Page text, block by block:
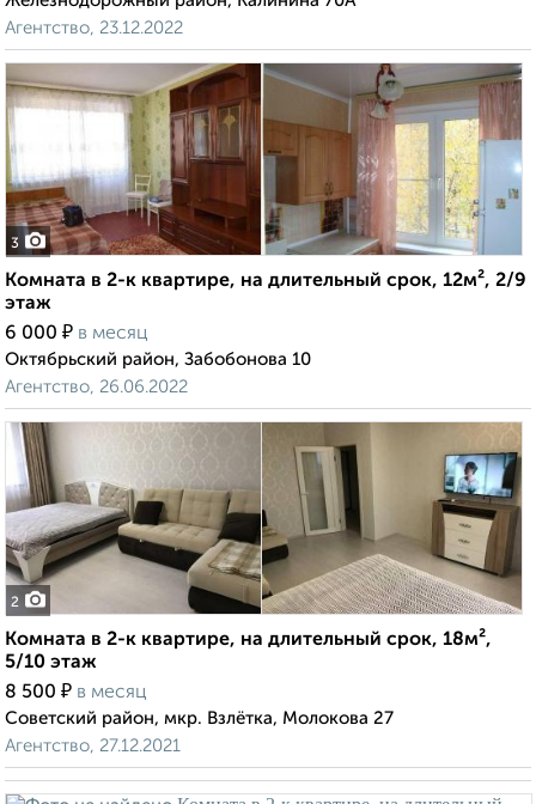
Агентство, 23.12.2022
3
Комната в 2-к квартире, на длительный срок, 12м², 2/9
этаж
6 000 ₽ в месяц
Октябрьский район, Забобонова 10
Агентство, 26.06.2022
2
Комната в 2-к квартире, на длительный срок, 18м²,
5/10 этаж
8 500 ₽ в месяц
Советский район, мкр. Взлётка, Молокова 27
Агентство, 27.12.2021